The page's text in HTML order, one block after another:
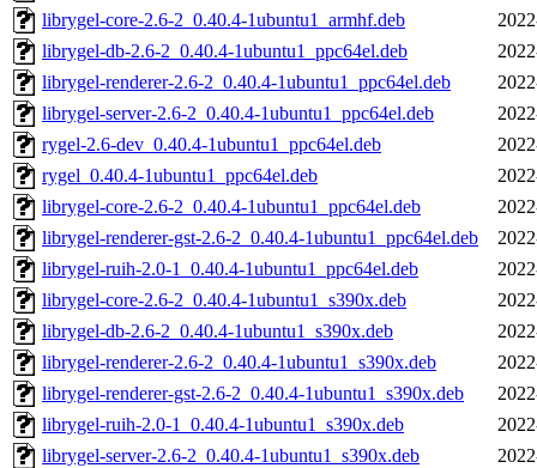
librygel-core-2.6-2_0.40.4-1ubuntu1_armhf.deb
librygel-db-2.6-2_0.40.4-1ubuntu1_ppc64el.deb
librygel-renderer-2.6-2_0.40.4-1ubuntu1_ppc64el.deb
librygel-server-2.6-2_0.40.4-1ubuntu1_ppc64el.deb
rygel-2.6-dev_0.40.4-1ubuntu1_ppc64el.deb
rygel_0.40.4-1ubuntu1_ppc64el.deb
librygel-core-2.6-2_0.40.4-1ubuntu1_ppc64el.deb
librygel-renderer-gst-2.6-2_0.40.4-1ubuntu1_ppc64el.deb
librygel-ruih-2.0-1_0.40.4-1ubuntu1_ppc64el.deb
librygel-core-2.6-2_0.40.4-1ubuntu1_s390x.deb
librygel-db-2.6-2_0.40.4-1ubuntu1_s390x.deb
librygel-renderer-2.6-2_0.40.4-1ubuntu1_s390x.deb
librygel-renderer-gst-2.6-2_0.40.4-1ubuntu1_s390x.deb
librygel-ruih-2.0-1_0.40.4-1ubuntu1_s390x.deb
librygel-server-2.6-2_0.40.4-1ubuntu1_s390x.deb